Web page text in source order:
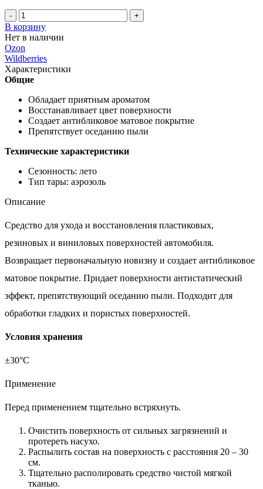
- +
В корзину
Нет в наличии
Ozon
Wildberries
Характеристики
Общие
Обладает приятным ароматом
Восстанавливает цвет поверхности
Создает антибликовое матовое покрытие
Препятствует оседанию пыли
Технические характеристики
Сезонность: лето
Тип тары: аэрозоль
Описание
Средство для ухода и восстановления пластиковых,
резиновых и виниловых поверхностей автомобиля.
Возвращает первоначальную новизну и создает антибликовое
матовое покрытие. Придает поверхности антистатический
эффект, препятствующий оседанию пыли. Подходит для
обработки гладких и пористых поверхностей.
Условия хранения
±30°С
Применение
Перед применением тщательно встряхнуть.
Очистить поверхность от сильных загрязнений и
протереть насухо.
Распылить состав на поверхность с расстояния 20 – 30
см.
Тщательно располировать средство чистой мягкой
тканью.